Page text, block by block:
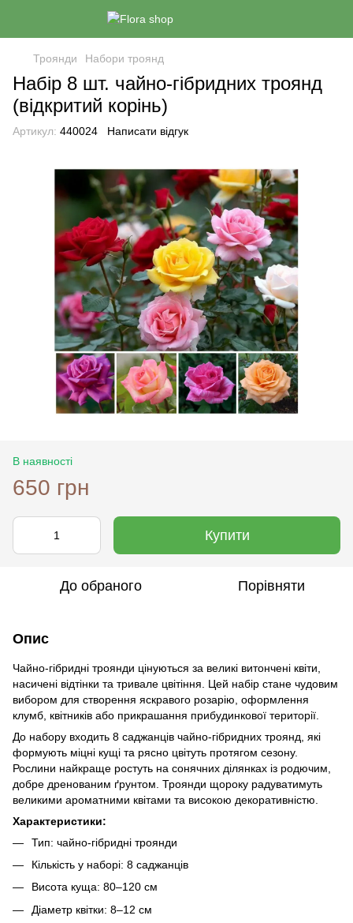
Троянди Набори троянд
Набір 8 шт. чайно-гібридних троянд
(відкритий корінь)
Артикул: 440024 Написати відгук
В наявності
650 грн
Купити
До обраного Порівняти
Опис
Чайно-гібридні троянди цінуються за великі витончені квіти,
насичені відтінки та тривале цвітіння. Цей набір стане чудовим
вибором для створення яскравого розарію, оформлення
клумб, квітників або прикрашання прибудинкової території.
До набору входить 8 саджанців чайно-гібридних троянд, які
формують міцні кущі та рясно цвітуть протягом сезону.
Рослини найкраще ростуть на сонячних ділянках із родючим,
добре дренованим ґрунтом. Троянди щороку радуватимуть
великими ароматними квітами та високою декоративністю.
Характеристики:
Тип: чайно-гібридні троянди
Кількість у наборі: 8 саджанців
Висота куща: 80–120 см
Діаметр квітки: 8–12 см